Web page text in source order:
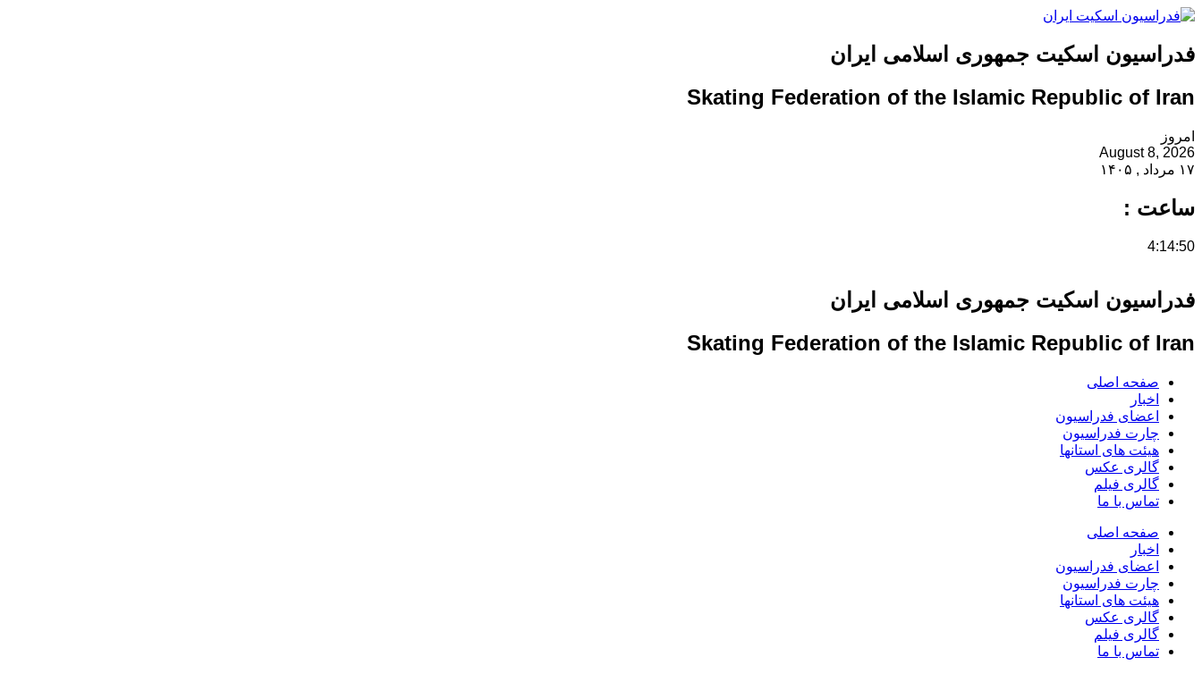
فدراسیون اسکیت جمهوری اسلامی ایران
Skating Federation of the Islamic Republic of Iran
امروز
August 8, 2026
۱۷ مرداد , ۱۴۰۵
ساعت :
4:14:51
فدراسیون اسکیت جمهوری اسلامی ایران
Skating Federation of the Islamic Republic of Iran
صفحه اصلی
اخبار
اعضای فدراسیون
چارت فدراسیون
هیئت های استانها
گالری عکس
گالری فیلم
تماس با ما
صفحه اصلی
اخبار
اعضای فدراسیون
چارت فدراسیون
هیئت های استانها
گالری عکس
گالری فیلم
تماس با ما